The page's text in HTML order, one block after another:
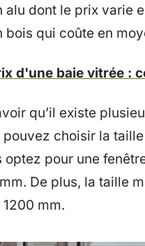
dont le prix varie
bois qui coûte en
d'une baie vitrée :
qu’il existe
choisir la
optez pour une
De plus, la taille
mm.